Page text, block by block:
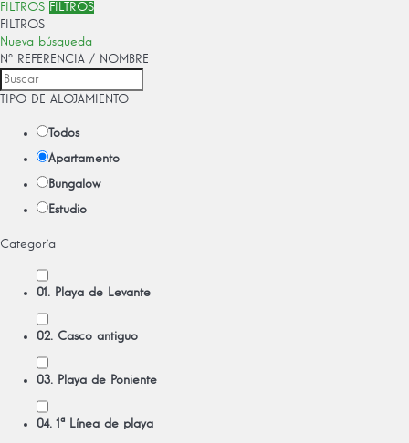
FILTROS FILTROS
FILTROS
Nueva búsqueda
Nº REFERENCIA / NOMBRE
TIPO DE ALOJAMIENTO
Todos
Apartamento
Bungalow
Estudio
Categoría
01. Playa de Levante
02. Casco antiguo
03. Playa de Poniente
04. 1ª Línea de playa